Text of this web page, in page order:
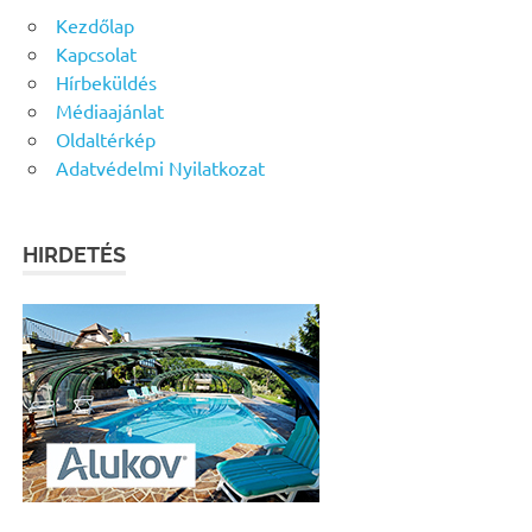
Kezdőlap
Kapcsolat
Hírbeküldés
Médiaajánlat
Oldaltérkép
Adatvédelmi Nyilatkozat
HIRDETÉS